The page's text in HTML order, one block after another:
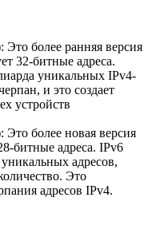
Это более ранняя версия
32-битные адреса.
уникальных IPv4-
и это создает
устройств
Это более новая версия
битные адреса. IPv6
адресов,
Это
адресов IPv4.